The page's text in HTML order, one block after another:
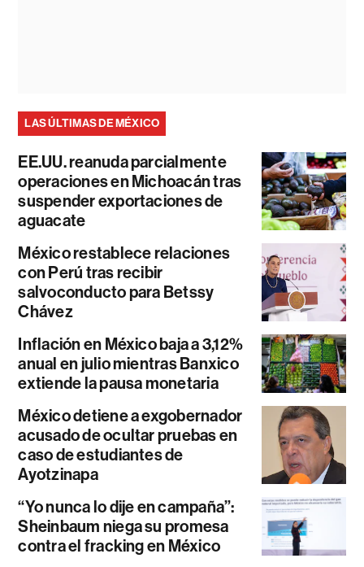
LAS ÚLTIMAS DE MÉXICO
EE.UU. reanuda parcialmente
operaciones en Michoacán tras
suspender exportaciones de
aguacate
México restablece relaciones
con Perú tras recibir
salvoconducto para Betssy
Chávez
Inflación en México baja a 3,12%
anual en julio mientras Banxico
extiende la pausa monetaria
México detiene a exgobernador
acusado de ocultar pruebas en
caso de estudiantes de
Ayotzinapa
“Yo nunca lo dije en campaña”:
Sheinbaum niega su promesa
contra el fracking en México